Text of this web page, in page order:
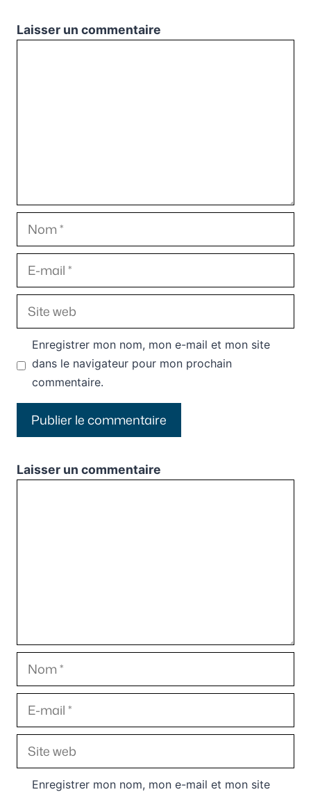
Laisser un commentaire
Nom
E-
mail
Site
web
Enregistrer mon nom, mon e-mail et mon site
dans le navigateur pour mon prochain
commentaire.
Laisser un commentaire
Nom
E-
mail
Site
web
Enregistrer mon nom, mon e-mail et mon site